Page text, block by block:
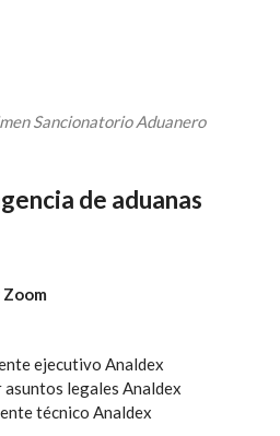
Sancionatorio Aduanero
de aduanas
ejecutivo Analdex
legales Analdex
técnico Analdex